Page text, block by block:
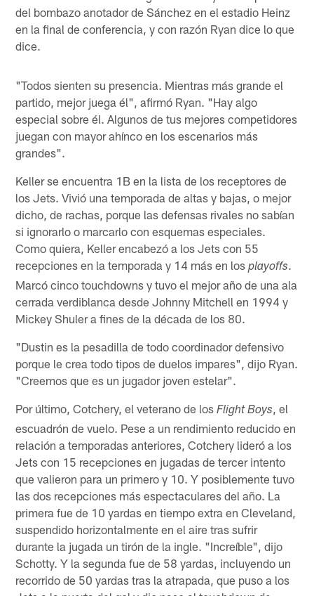
del bombazo anotador de Sánchez en el estadio Heinz
en la final de conferencia, y con razón Ryan dice lo que
dice.
"Todos sienten su presencia. Mientras más grande el
partido, mejor juega él", afirmó Ryan. "Hay algo
especial sobre él. Algunos de tus mejores competidores
juegan con mayor ahínco en los escenarios más
grandes".
Keller se encuentra 1B en la lista de los receptores de
los Jets. Vivió una temporada de altas y bajas, o mejor
dicho, de rachas, porque las defensas rivales no sabían
si ignorarlo o marcarlo con esquemas especiales.
Como quiera, Keller encabezó a los Jets con 55
recepciones en la temporada y 14 más en losplayoffs.
Marcó cinco touchdowns y tuvo el mejor año de una ala
cerrada verdiblanca desde Johnny Mitchell en 1994 y
Mickey Shuler a fines de la década de los 80.
"Dustin es la pesadilla de todo coordinador defensivo
porque le crea todo tipos de duelos impares", dijo Ryan.
"Creemos que es un jugador joven estelar".
Por último, Cotchery, el veterano de losFlight Boys , el
escuadrón de vuelo. Pese a un rendimiento reducido en
relación a temporadas anteriores, Cotchery lideró a los
Jets con 15 recepciones en jugadas de tercer intento
que valieron para un primero y 10. Y posiblemente tuvo
las dos recepciones más espectaculares del año. La
primera fue de 10 yardas en tiempo extra en Cleveland,
suspendido horizontalmente en el aire tras sufrir
durante la jugada un tirón de la ingle. "Increíble", dijo
Schotty. Y la segunda fue de 58 yardas, incluyendo un
recorrido de 50 yardas tras la atrapada, que puso a los